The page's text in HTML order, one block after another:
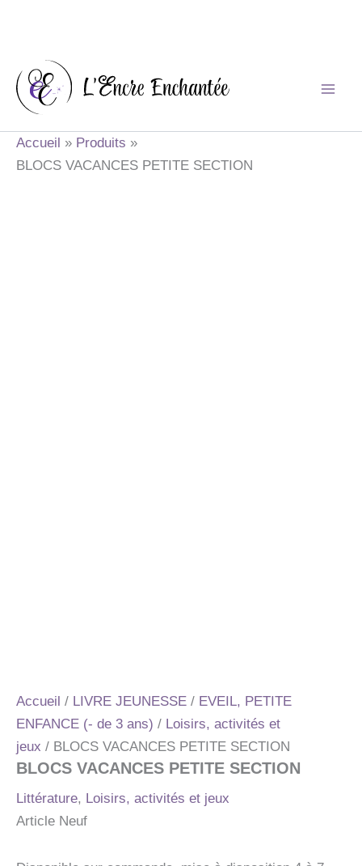
contenu
Accueil
Produits
BLOCS VACANCES PETITE SECTION
Accueil / LIVRE JEUNESSE / EVEIL, PETITE
ENFANCE (- de 3 ans) / Loisirs, activités et
jeux / BLOCS VACANCES PETITE SECTION
BLOCS VACANCES PETITE SECTION
Littérature, Loisirs, activités et jeux
Article Neuf